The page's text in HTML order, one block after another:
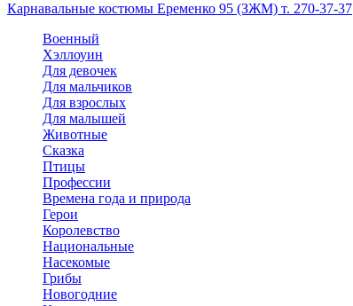
Карнавальные костюмы Еременко 95 (ЗЖМ) т. 270-37-37
Военный
Хэллоуин
Для девочек
Для мальчиков
Для взрослых
Для малышей
Животные
Сказка
Птицы
Профессии
Времена года и природа
Герои
Королевство
Национальные
Насекомые
Грибы
Новогодние